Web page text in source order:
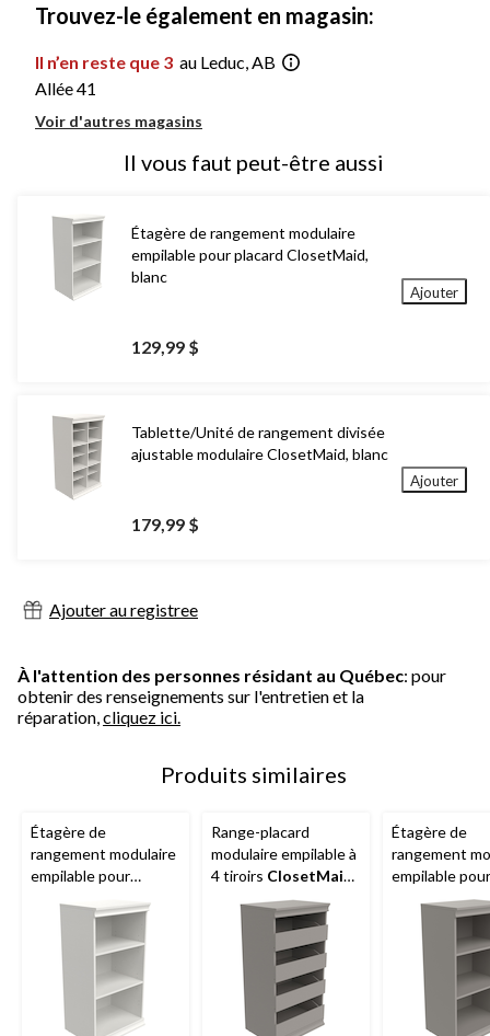
Trouvez-le également en magasin:
Il n’en reste que 3 au Leduc, AB
Allée 41
Voir d'autres magasins
Il vous faut peut-être aussi
Étagère de rangement modulaire
empilable pour placard ClosetMaid,
blanc
129,99 $
Ajouter
Tablette/Unité de rangement divisée
ajustable modulaire ClosetMaid, blanc
179,99 $
Ajouter
Ajouter au registree
À l'attention des personnes résidant au Québec: pour
obtenir des renseignements sur l'entretien et la
réparation,cliquez ici.
Produits similaires
Étagère de
rangement modulaire
empilable pour
blanc
Range-placard
modulaire empilable à
4 tiroirs ClosetMaid,
Étagère de
rangement
empilable pour
placard
taupe